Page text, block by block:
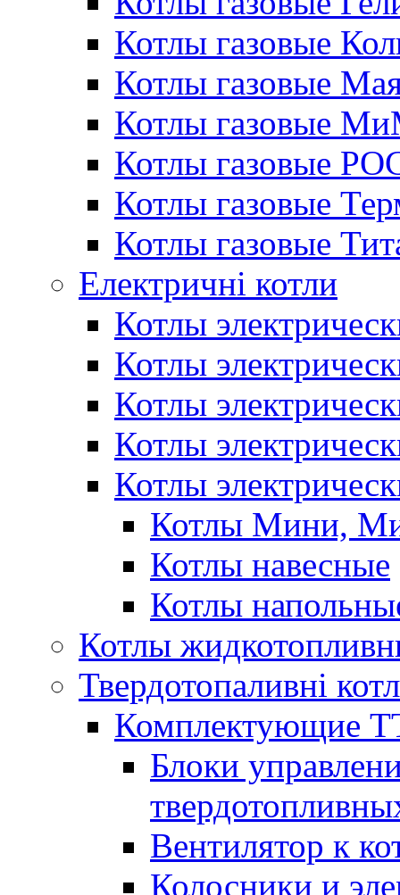
Котлы газовые
Котлы газовые
Котлы газовые
Котлы газовые
Котлы газовые
Котлы газовые
Електричні котли
Котлы
Котлы
Котлы
Котлы
Котлы
Котлы Мини,
Котлы навесные
Котлы
Котлы
Твердотопаливні
Комплектующие
Блоки
Вентилятор к
Колосники и